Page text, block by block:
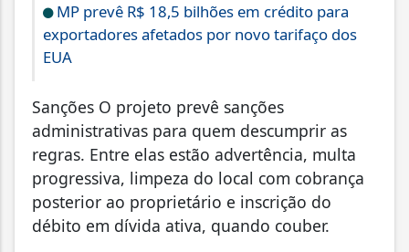
MP prevê R$ 18,5 bilhões em crédito para
exportadores afetados por novo tarifaço dos
EUA
Sanções O projeto prevê sanções
administrativas para quem descumprir as
regras. Entre elas estão advertência, multa
progressiva, limpeza do local com cobrança
posterior ao proprietário e inscrição do
débito em dívida ativa, quando couber.